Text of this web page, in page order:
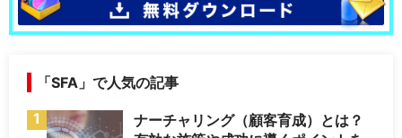
「SFA」で人気の記事
ナーチャリング（顧客育成）とは？